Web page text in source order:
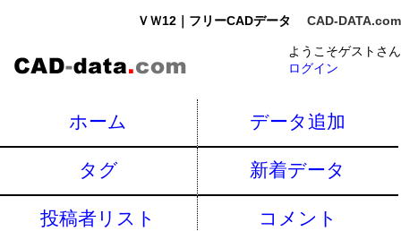
ＶＷ12｜フリーCADデータ CAD-DATA.com
ようこそゲストさん
ログイン
ホーム データ追加
タグ 新着データ
投稿者リスト コメント